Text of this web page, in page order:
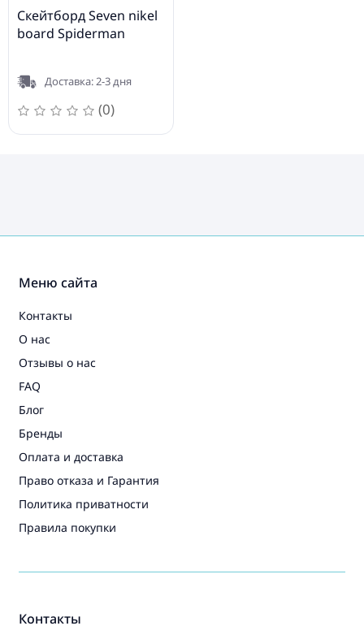
Скейтборд Seven nikel
board Spiderman
Доставка: 2-3 дня
(0)
Контакты
Меню сайта
Контакты
О нас
Отзывы о нас
FAQ
Блог
Бренды
Оплата и доставка
Право отказа и Гарантия
Политика приватности
Правила покупки